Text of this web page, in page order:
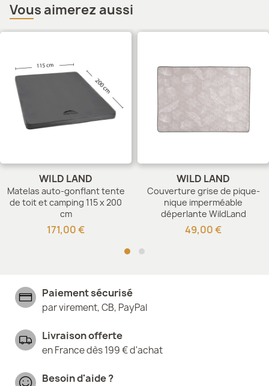
Vous aimerez aussi
WILD LAND
Matelas auto-gonflant tente
de toit et camping 115 x 200
cm
171,00 €
WILD LAND
Couverture grise de pique-
nique imperméable
déperlante WildLand
49,00 €
Paiement sécurisé
par virement, CB, PayPal
Livraison offerte
en France dès 199 € d'achat
Besoin d'aide ?